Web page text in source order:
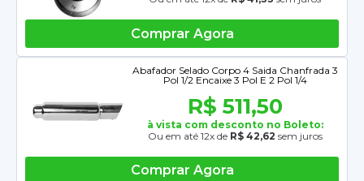
Comprar Agora
Abafador Selado Corpo 4 Saida Chanfrada 3
Pol 1/2 Encaixe 3 Pol E 2 Pol 1/4
R$ 511,50
à vista com desconto no Boleto:
Ou em até 12x de R$ 42,62 sem juros
Comprar Agora